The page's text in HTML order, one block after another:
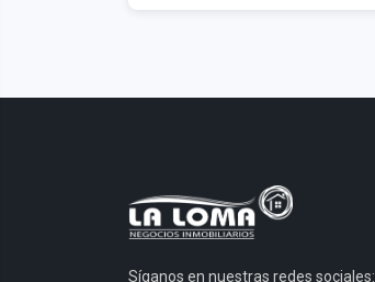
Síganos en nuestras redes sociales: